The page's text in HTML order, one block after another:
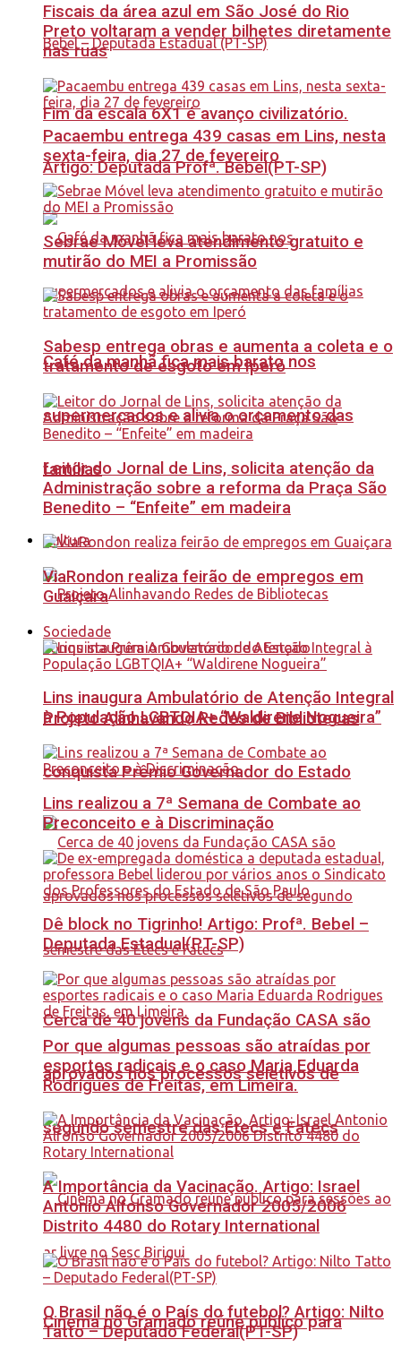
Fim da escala 6X1 é avanço civilizatório.
Artigo: Deputada Profª. Bebel(PT-SP)
Café da manhã fica mais barato nos
supermercados e alivia o orçamento das
famílias
Cultura
Projeto Alinhavando Redes de Bibliotecas
conquista Prêmio Governador do Estado
Cerca de 40 jovens da Fundação CASA são
aprovados nos processos seletivos de
segundo semestre das Etecs e Fatecs
Cinema no Gramado reúne público para
Fiscais da área azul em São José do Rio
Preto voltaram a vender bilhetes diretamente
nas ruas
Pacaembu entrega 439 casas em Lins, nesta
sexta-feira, dia 27 de fevereiro
Sebrae Móvel leva atendimento gratuito e
mutirão do MEI a Promissão
Sabesp entrega obras e aumenta a coleta e o
tratamento de esgoto em Iperó
Leitor do Jornal de Lins, solicita atenção da
Administração sobre a reforma da Praça São
Benedito – “Enfeite” em madeira
ViaRondon realiza feirão de empregos em
Guaiçara
Sociedade
Lins inaugura Ambulatório de Atenção Integral
à População LGBTQIA+ “Waldirene Nogueira”
Lins realizou a 7ª Semana de Combate ao
Preconceito e à Discriminação
Dê block no Tigrinho! Artigo: Profª. Bebel –
Deputada Estadual(PT-SP)
Por que algumas pessoas são atraídas por
esportes radicais e o caso Maria Eduarda
Rodrigues de Freitas, em Limeira.
A Importância da Vacinação. Artigo: Israel
Antonio Alfonso Governador 2005/2006
Distrito 4480 do Rotary International
O Brasil não é o País do futebol? Artigo: Nilto
Tatto – Deputado Federal(PT-SP)